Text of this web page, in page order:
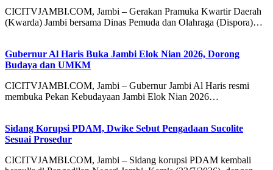
CICITVJAMBI.COM, Jambi – Gerakan Pramuka Kwartir Daerah
(Kwarda) Jambi bersama Dinas Pemuda dan Olahraga (Dispora)…
Gubernur Al Haris Buka Jambi Elok Nian 2026, Dorong
Budaya dan UMKM
CICITVJAMBI.COM, Jambi – Gubernur Jambi Al Haris resmi
membuka Pekan Kebudayaan Jambi Elok Nian 2026…
Sidang Korupsi PDAM, Dwike Sebut Pengadaan Sucolite
Sesuai Prosedur
CICITVJAMBI.COM, Jambi – Sidang korupsi PDAM kembali